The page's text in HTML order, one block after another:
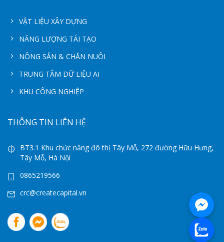
VẬT LIỆU XÂY DỰNG
NĂNG LƯỢNG TÁI TẠO
NÔNG SẢN & CHĂN NUÔI
TRUNG TÂM DỮ LIỆU AI
KHU CÔNG NGHIỆP
THÔNG TIN LIÊN HỆ
BT3.1 Khu chức năng đô thị Tây Mỗ, 272 đường Hữu Hưng,
Tây Mỗ, Hà Nội
0865219566
crc@createcapital.vn